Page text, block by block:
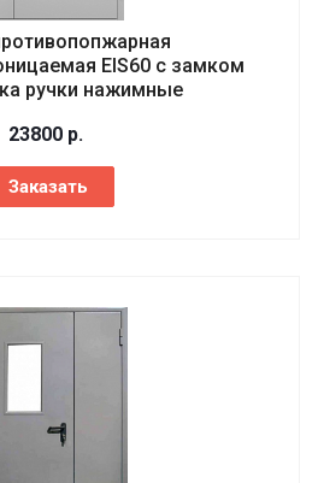
EIS60 с замком
ручки нажимные
23800 р.
Заказать